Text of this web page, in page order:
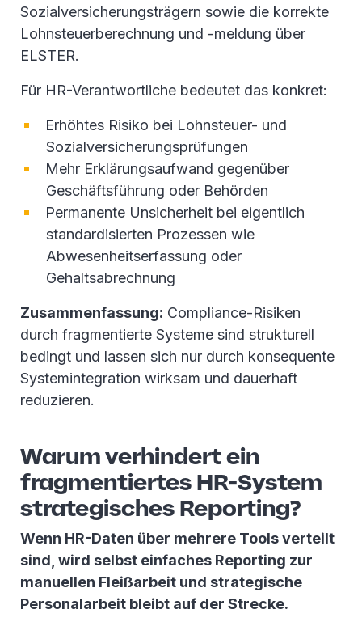
Sozialversicherungsträgern sowie die korrekte
Lohnsteuerberechnung und -meldung über
ELSTER.
Für HR-Verantwortliche bedeutet das konkret:
Erhöhtes Risiko bei Lohnsteuer- und
Sozialversicherungsprüfungen
Mehr Erklärungsaufwand gegenüber
Geschäftsführung oder Behörden
Permanente Unsicherheit bei eigentlich
standardisierten Prozessen wie
Abwesenheitserfassung oder
Gehaltsabrechnung
Zusammenfassung: Compliance-Risiken
durch fragmentierte Systeme sind strukturell
bedingt und lassen sich nur durch konsequente
Systemintegration wirksam und dauerhaft
reduzieren.
Warum verhindert ein
fragmentiertes HR-System
strategisches Reporting?
Wenn HR-Daten über mehrere Tools verteilt
sind, wird selbst einfaches Reporting zur
manuellen Fleißarbeit und strategische
Personalarbeit bleibt auf der Strecke.